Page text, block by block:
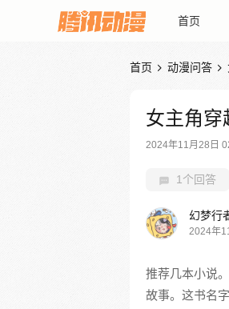
首页
首页  动漫问答 
女主角穿
2024年11月28日
1个回答
幻梦行
2024年
推荐几本小说。
故事。这书名